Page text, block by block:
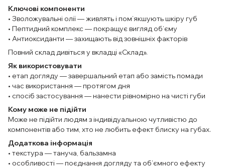
Ключові компоненти
• Зволожувальні олії — живлять і пом’якшують шкіру губ
• Пептидний комплекс — покращує вигляд об’єму
• Антиоксиданти — захищають від зовнішніх факторів
Повний склад дивіться у вкладці «Склад».
Як використовувати
• етап догляду — завершальний етап або замість помади
• час використання — протягом дня
• спосіб застосування — нанести рівномірно на чисті губи
Кому може не підійти
Може не підійти людям з індивідуальною чутливістю до
компонентів або тим, хто не любить ефект блиску на губах.
Додаткова інформація
• текстура — тануча, бальзамна
• особливості — поєднання догляду та об’ємного ефекту